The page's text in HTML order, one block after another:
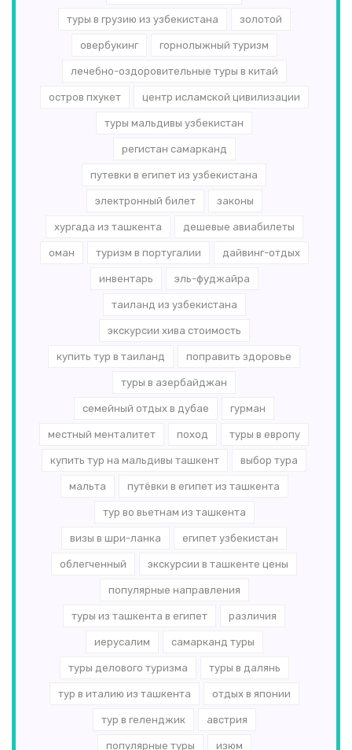
туры в грузию из узбекистана золотой
овербукинг горнолыжный туризм
лечебно-оздоровительные туры в китай
остров пхукет центр исламской цивилизации
туры мальдивы узбекистан
регистан самарканд
путевки в египет из узбекистана
электронный билет законы
хургада из ташкента дешевые авиабилеты
оман туризм в португалии дайвинг-отдых
инвентарь эль-­фуджайра
таиланд из узбекистана
экскурсии хива стоимость
купить тур в таиланд поправить здоровье
туры в азербайджан
семейный отдых в дубае гурман
местный менталитет поход туры в европу
купить тур на мальдивы ташкент выбор тура
мальта путёвки в египет из ташкента
тур во вьетнам из ташкента
визы в шри-ланка египет узбекистан
облегченный экскурсии в ташкенте цены
популярные направления
туры из ташкента в египет различия
иерусалим самарканд туры
туры делового туризма туры в далянь
тур в италию из ташкента отдых в японии
тур в геленджик австрия
популярные туры изюм